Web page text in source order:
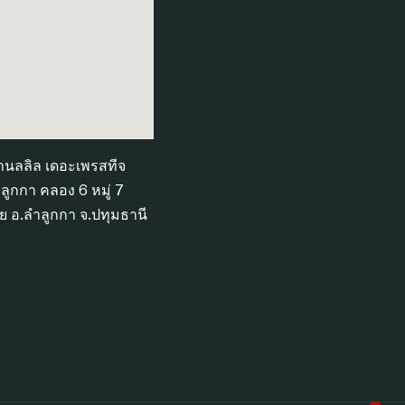
ลลิล เดอะเพรสทีจ
กกา คลอง 6 หมู่ 7
อ.ลำลูกกา จ.ปทุมธานี